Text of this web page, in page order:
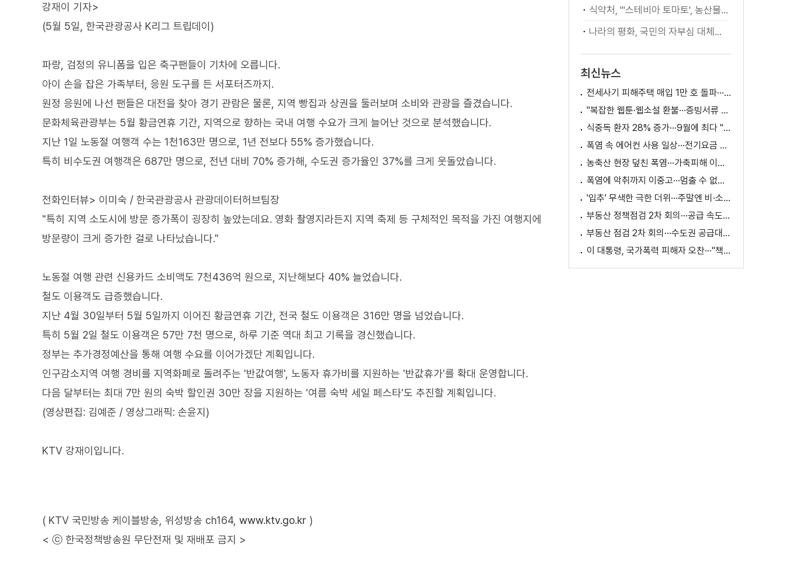
강재이 기자>
(5월 5일, 한국관광공사 K리그 트립데이)
파랑, 검정의 유니폼을 입은 축구팬들이 기차에 오릅니다.
아이 손을 잡은 가족부터, 응원 도구를 든 서포터즈까지.
원정 응원에 나선 팬들은 대전을 찾아 경기 관람은 물론, 지역 빵집과 상권을 둘러보며 소비와 관광을 즐겼습니다.
문화체육관광부는 5월 황금연휴 기간, 지역으로 향하는 국내 여행 수요가 크게 늘어난 것으로 분석했습니다.
지난 1일 노동절 여행객 수는 1천163만 명으로, 1년 전보다 55% 증가했습니다.
특히 비수도권 여행객은 687만 명으로, 전년 대비 70% 증가해, 수도권 증가율인 37%를 크게 웃돌았습니다.
전화인터뷰> 이미숙 / 한국관광공사 관광데이터허브팀장
"특히 지역 소도시에 방문 증가폭이 굉장히 높았는데요. 영화 촬영지라든지 지역 축제 등 구체적인 목적을 가진 여행지에
방문량이 크게 증가한 걸로 나타났습니다."
노동절 여행 관련 신용카드 소비액도 7천436억 원으로, 지난해보다 40% 늘었습니다.
철도 이용객도 급증했습니다.
지난 4월 30일부터 5월 5일까지 이어진 황금연휴 기간, 전국 철도 이용객은 316만 명을 넘었습니다.
특히 5월 2일 철도 이용객은 57만 7천 명으로, 하루 기준 역대 최고 기록을 경신했습니다.
정부는 추가경정예산을 통해 여행 수요를 이어가겠단 계획입니다.
인구감소지역 여행 경비를 지역화폐로 돌려주는 '반값여행', 노동자 휴가비를 지원하는 '반값휴가'를 확대 운영합니다.
다음 달부터는 최대 7만 원의 숙박 할인권 30만 장을 지원하는 '여름 숙박 세일 페스타'도 추진할 계획입니다.
(영상편집: 김예준 / 영상그래픽: 손윤지)
KTV 강재이입니다.
( KTV 국민방송 케이블방송, 위성방송 ch164, www.ktv.go.kr )
< ⓒ 한국정책방송원 무단전재 및 재배포 금지 >
식약처, "'스테비아 토마토', 농산물 아닌 가공식품"
나라의 평화, 국민의 자부심 대체불가 대한민국 이재명 대통령 모두말씀
최신뉴스
전세사기 피해주택 매입 1만 호 돌파···피해 지원 속도
"복잡한 웹툰·웹소설 환불···증빙서류 요구까지"
식중독 환자 28% 증가···9월에 최다 "입추 방심 금물"
폭염 속 에어컨 사용 일상···전기요금 줄이려면?
농축산 현장 덮친 폭염···가축피해 이틀 새 28만 마리↑
폭염에 악취까지 이중고···멈출 수 없는 필수노동
'입추' 무색한 극한 더위···주말엔 비·소나기
부동산 정책점검 2차 회의···공급 속도전 본격화하나
부동산 점검 2차 회의···수도권 공급대책 논의
이 대통령, 국가폭력 피해자 오찬···"책임지고 치유"